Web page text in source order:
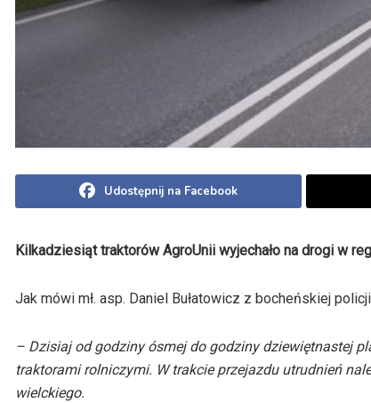
Udostępnij na Facebook
Kilkadziesiąt traktorów AgroUnii wyjechało na drogi w
Jak mówi mł. asp. Daniel Bułatowicz z bocheńskiej
– Dzisiaj od godziny ósmej do godziny dziewiętnastej
traktorami rolniczymi. W trakcie przejazdu utrudnień
wielckiego.